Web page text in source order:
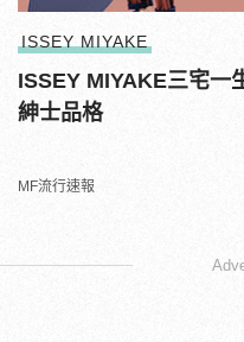
ISSEY MIYAKE
ISSEY MIYAKE三宅一
紳士品格
MF流行速報